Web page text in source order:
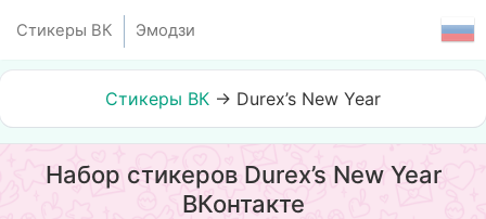
Стикеры ВК Эмодзи
Стикеры ВК → Durex’s New Year
Набор стикеров Durex’s New Year
ВКонтакте